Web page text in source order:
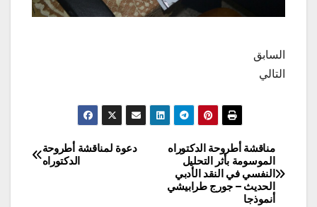
السابق
التالي
تصفّح
المقالات
دعوة لمناقشة أطروحة
الدكتوراه
مناقشة أطروحة الدكتوراه
الموسومة بأثر التحليل
النفسي في النقد الأدبي
الحديث – جورج طرابيشي
أنموذجا